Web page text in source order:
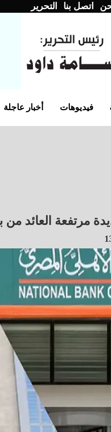
اتصل بنا التحرير
أخبار عاجلة فيديوهات
العائد من